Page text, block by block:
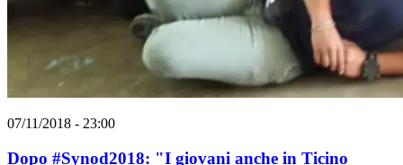
07/11/2018 - 23:00
Dopo #Synod2018: "I giovani anche in Ticino